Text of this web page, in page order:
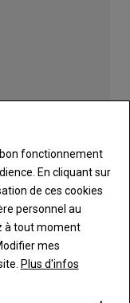
fonctionnement
En cliquant sur
de ces cookies
personnel au
à tout moment
mes
Plus d'infos